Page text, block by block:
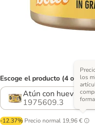
Escoge el producto (4
Atún con huevas de
1975609.3
-12.37% Precio normal 19,96 €
los